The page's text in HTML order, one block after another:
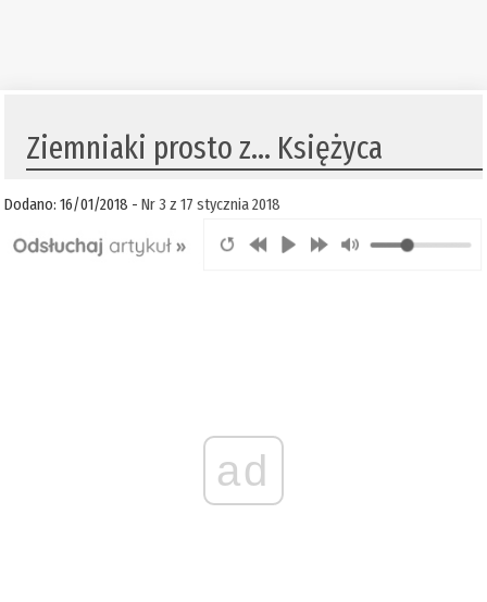
Ziemniaki prosto z… Księżyca
Dodano: 16/01/2018 -Nr 3 z 17 stycznia 2018
ad